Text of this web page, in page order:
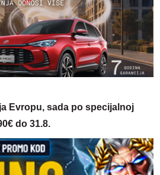
Evropu, sada po specijalnoj
do 31.8.